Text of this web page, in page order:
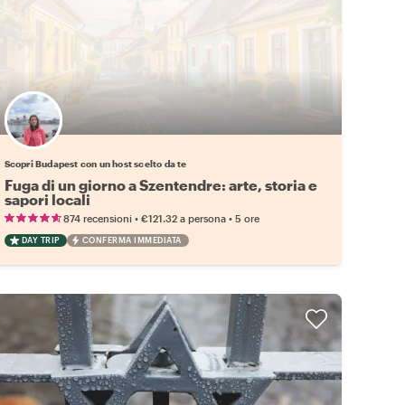
Scopri Budapest con un host scelto da te
Fuga di un giorno a Szentendre: arte, storia e
sapori locali
874 recensioni• €121.32 a persona• 5 ore
DAY TRIP CONFERMA IMMEDIATA